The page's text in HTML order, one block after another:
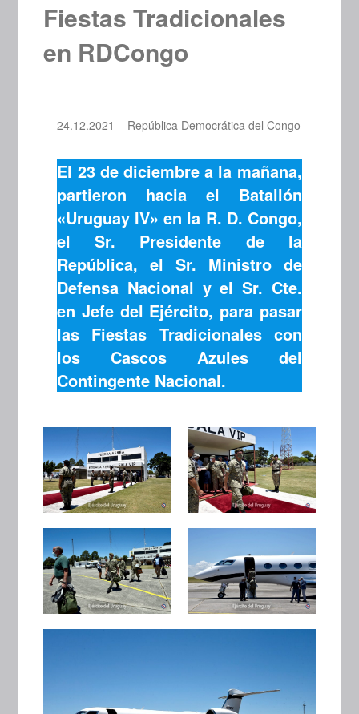
Fiestas Tradicionales
en RDCongo
24.12.2021 – República Democrática del Congo
El 23 de diciembre a la mañana,
partieron hacia el Batallón
«Uruguay IV» en la R. D. Congo,
el Sr. Presidente de la
República, el Sr. Ministro de
Defensa Nacional y el Sr. Cte.
en Jefe del Ejército, para pasar
las Fiestas Tradicionales con
los Cascos Azules del
Contingente Nacional.